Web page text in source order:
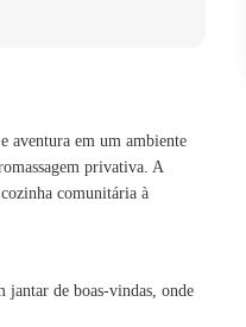
aventura em um ambiente
privativa. A
comunitária à
jantar de boas-vindas, onde